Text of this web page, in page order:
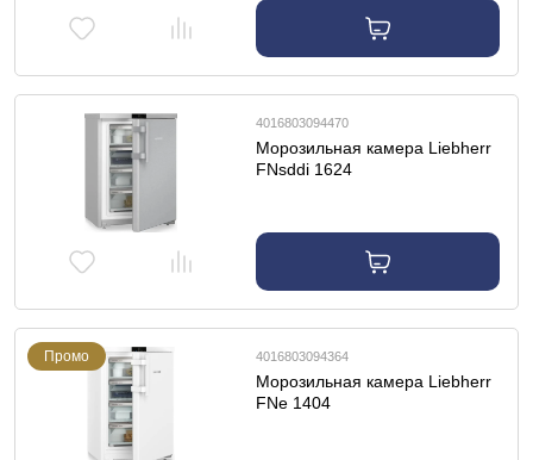
4016803094470
Морозильная камера Liebherr
FNsddi 1624
Промо 4016803094364
Морозильная камера Liebherr
FNe 1404